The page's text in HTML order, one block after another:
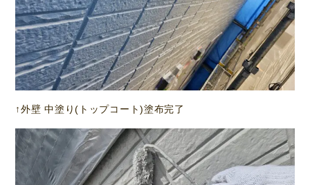
↑外壁 中塗り(トップコート)塗布完了